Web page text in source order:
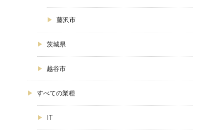
藤沢市
茨城県
越谷市
すべての業種
IT